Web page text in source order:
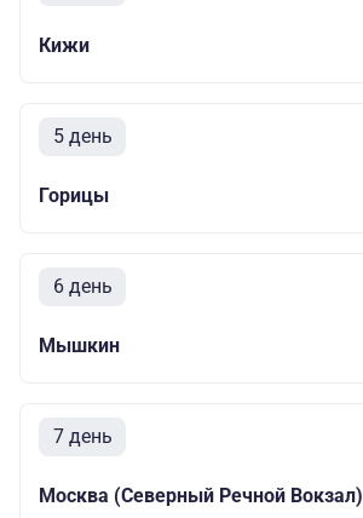
Кижи
5 день
Горицы
6 день
Мышкин
7 день
Москва (Северный Речной Вокзал)